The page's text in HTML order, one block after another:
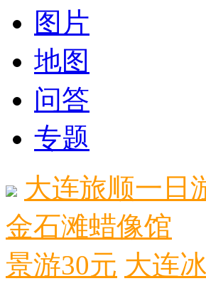
图片
地图
问答
专题
大连旅顺一日
金石滩蜡像馆
景游30元 大连